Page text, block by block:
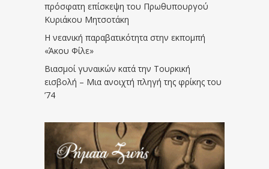
πρόσφατη επίσκεψη του Πρωθυπουργού
Κυριάκου Μητσοτάκη
Η νεανική παραβατικότητα στην εκπομπή
«Άκου Φίλε»
Βιασμοί γυναικών κατά την Τουρκική
εισβολή – Μια ανοιχτή πληγή της φρίκης του
’74